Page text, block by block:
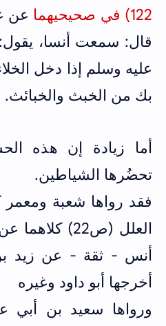
122) في صحيحيهما
عن
قال: سمعت أنسا،
عليه وسلم إذا دخل
بك من الخبث والخبائث.
أما زيادة إن هذه
تحضُرها الشياطين.
فقد رواها شعبة
العلل (ص22)
أنس - ثقة - عن زيد
أخرجها أبو داود وغيره
ورواها سعيد بن أبي